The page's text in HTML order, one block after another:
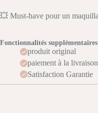
💥 Must-have pour un
Fonctionnalités supplémentaires
produit original
paiement à la livraison
Satisfaction Garantie